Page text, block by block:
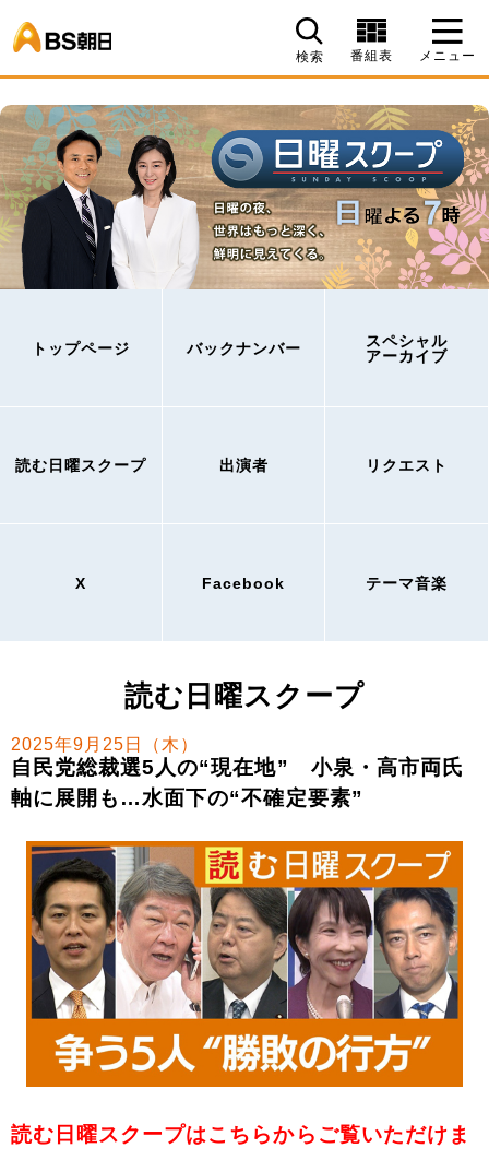
検索 番組表 メニュー
トップページ バックナンバー
スペシャル
アーカイブ
読む日曜スクープ 出演者 リクエスト
X Facebook テーマ音楽
読む日曜スクープ
2025年9月25日（木）
自民党総裁選5人の“現在地” 小泉・高市両氏
軸に展開も…水面下の“不確定要素”
読む日曜スクープはこちらからご覧いただけま